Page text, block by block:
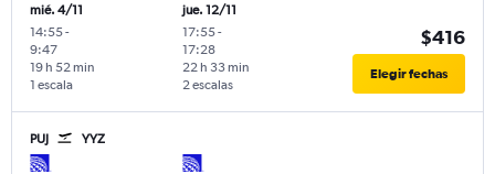
mié. 4/11
14:55-
9:47
1 escala
19 h 52 min
jue. 12/11
17:55-
17:28
2 escalas
22 h 33 min
$416
Elegir fechas
PUJ YYZ